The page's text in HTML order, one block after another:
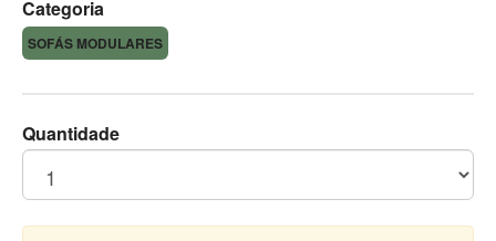
Categoria
SOFÁS MODULARES
Quantidade